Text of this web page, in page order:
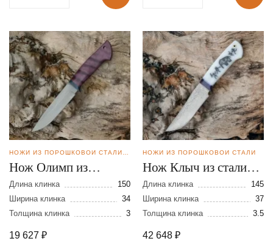
Нож Олимп из
порошковой стали
М-398
Длина клинка
150
Ширина клинка
34
Толщина клинка
3
19 627 ₽
НОЖИ ИЗ ПОРОШКОВОЙ СТАЛИ
Нож Клыч из стали
Elmax в
нержавеющих
обкладках
Длина клинка
145
Ширина клинка
37
Толщина клинка
3.5
42 648 ₽